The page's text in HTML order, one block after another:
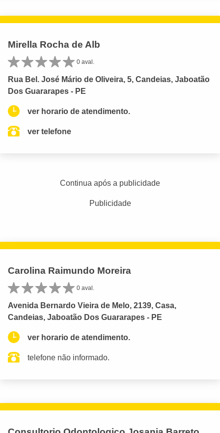
Mirella Rocha de Alb
0 aval.
Rua Bel. José Mário de Oliveira, 5, Candeias, Jaboatão
Dos Guararapes - PE
ver horario de atendimento.
ver telefone
Continua após a publicidade
Publicidade
Carolina Raimundo Moreira
0 aval.
Avenida Bernardo Vieira de Melo, 2139, Casa,
Candeias, Jaboatão Dos Guararapes - PE
ver horario de atendimento.
telefone não informado.